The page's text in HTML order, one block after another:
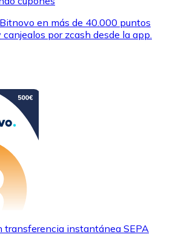
en más de 40.000 puntos
por zcash desde la app.
transferencia instantánea SEPA